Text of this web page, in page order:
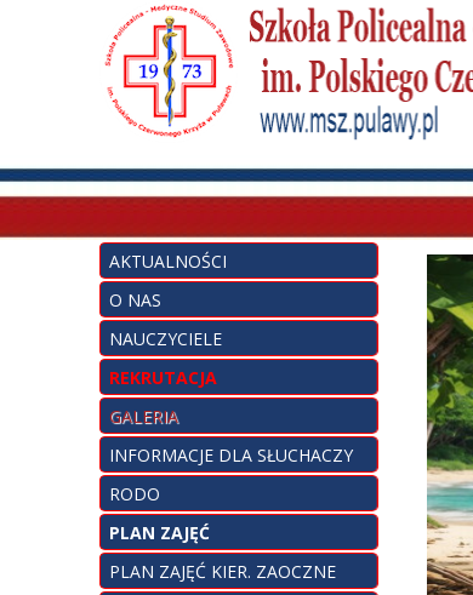
AKTUALNOŚCI
O NAS
NAUCZYCIELE
REKRUTACJA
GALERIA
INFORMACJE DLA SŁUCHACZY
RODO
PLAN ZAJĘĆ
PLAN ZAJĘĆ KIER. ZAOCZNE